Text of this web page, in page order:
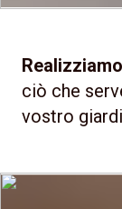
ciò che
vostro